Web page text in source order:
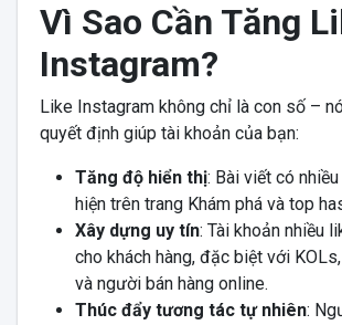
Vì Sao Cần Tăng
Instagram?
Like Instagram không chỉ là con số –
quyết định giúp tài khoản của bạn:
Tăng độ hiển thị: Bài viết có
hiện trên trang Khám phá và top
Xây dựng uy tín: Tài khoản nhiều
cho khách hàng, đặc biệt với
và người bán hàng online.
Thúc đẩy tương tác tự nhiên: